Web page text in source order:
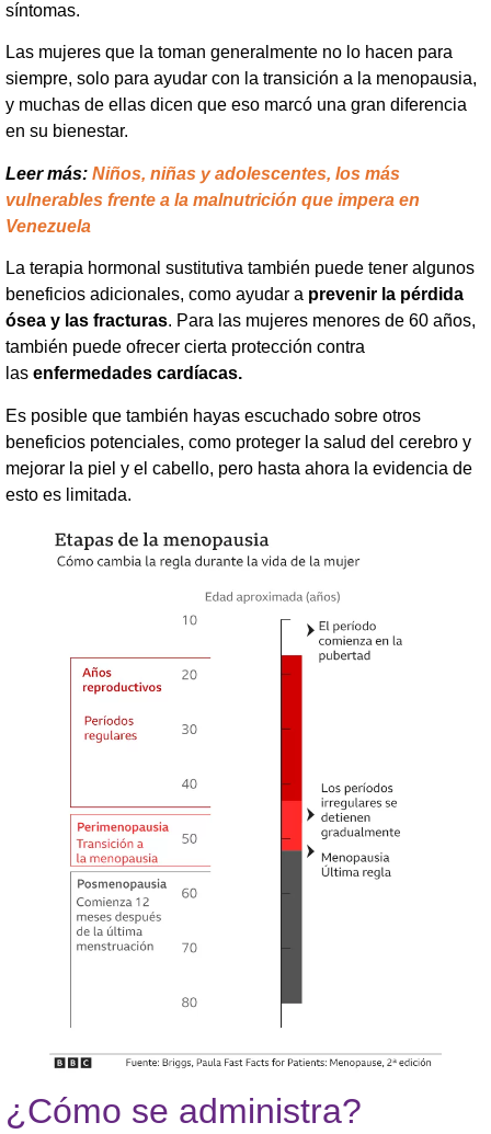
síntomas.
Las mujeres que la toman generalmente no lo hacen para
siempre, solo para ayudar con la transición a la menopausia,
y muchas de ellas dicen que eso marcó una gran diferencia
en su bienestar.
Leer más: Niños, niñas y adolescentes, los más
vulnerables frente a la malnutrición que impera en
Venezuela
La terapia hormonal sustitutiva también puede tener algunos
beneficios adicionales, como ayudar a prevenir la pérdida
ósea y las fracturas. Para las mujeres menores de 60 años,
también puede ofrecer cierta protección contra
las enfermedades cardíacas.
Es posible que también hayas escuchado sobre otros
beneficios potenciales, como proteger la salud del cerebro y
mejorar la piel y el cabello, pero hasta ahora la evidencia de
esto es limitada.
¿Cómo se administra?